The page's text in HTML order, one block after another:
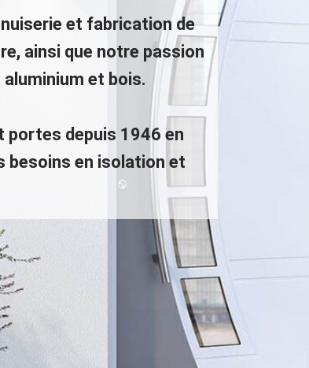
et fabrication de
ainsi que notre passion
et bois.
portes depuis 1946 en
besoins en isolation et